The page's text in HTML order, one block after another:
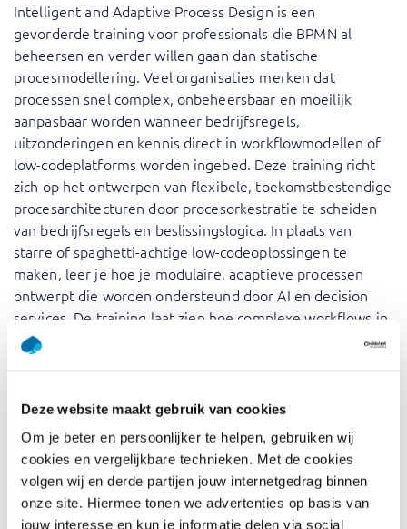
Deze website maakt gebruik van cookies
Om je beter en persoonlijker te helpen, gebruiken wij
cookies en vergelijkbare technieken. Met de cookies
volgen wij en derde partijen jouw internetgedrag binnen
onze site. Hiermee tonen we advertenties op basis van
jouw interesse en kun je informatie delen via social
Intelligent and Adaptive Process Design is een
gevorderde training voor professionals die BPMN al
beheersen en verder willen gaan dan statische
procesmodellering. Veel organisaties merken dat
processen snel complex, onbeheersbaar en moeilijk
aanpasbaar worden wanneer bedrijfsregels,
uitzonderingen en kennis direct in workflowmodellen of
low-codeplatforms worden ingebed. Deze training richt
zich op het ontwerpen van flexibele, toekomstbestendige
procesarchitecturen door procesorkestratie te scheiden
van bedrijfsregels en beslissingslogica. In plaats van
starre of spaghetti-achtige low-codeoplossingen te
maken, leer je hoe je modulaire, adaptieve processen
ontwerpt die worden ondersteund door AI en decision
services. De training laat zien hoe complexe workflows in
platforms zoals Mendix, Power Automate of Pega
drastisch kunnen worden vereenvoudigd, waardoor
worden. Het resultaat is een schaalbare en
bedrijfswendbaarheid en continue verbetering
ondersteunt.
Organisaties die vertrouwen op BPMN en low-